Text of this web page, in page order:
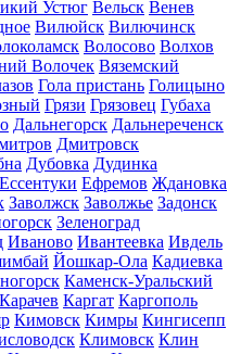
Устюг Вельск Венев
Вилюйск Вилючинск
Волосово Волхов
Волочек Вяземский
Гола пристань Голицыно
Грязи Грязовец Губаха
Дальнегорск Дальнереченск
Дмитровск
Дубовка Дудинка
Ессентуки Ефремов Ждановка
Заволжск Заволжье Задонск
Зеленоград
Иваново Ивантеевка Ивдель
Йошкар-Ола Кадиевка
Каменск-Уральский
Карачев Каргат Каргополь
Кимовск Кимры Кингисепп
Климовск Клин